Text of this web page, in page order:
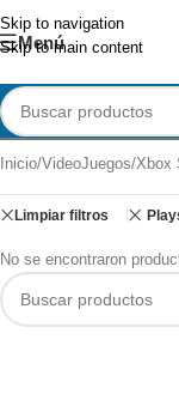
Skip to navigation
Skip to main content
Menú
Inicio/VideoJuegos/Xbox
Limpiar filtros
No se encontraron